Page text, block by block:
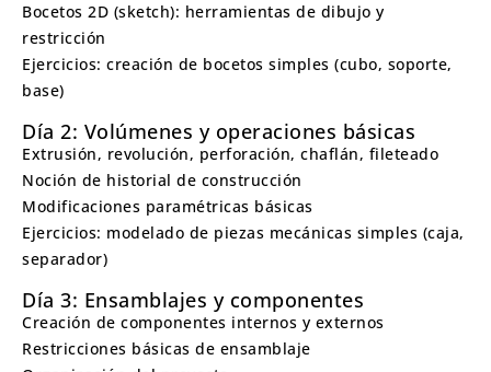
Bocetos 2D (sketch): herramientas de dibujo y
restricción
Ejercicios: creación de bocetos simples (cubo, soporte,
base)
Día 2: Volúmenes y operaciones básicas
Extrusión, revolución, perforación, chaflán, fileteado
Noción de historial de construcción
Modificaciones paramétricas básicas
Ejercicios: modelado de piezas mecánicas simples (caja,
separador)
Día 3: Ensamblajes y componentes
Creación de componentes internos y externos
Restricciones básicas de ensamblaje